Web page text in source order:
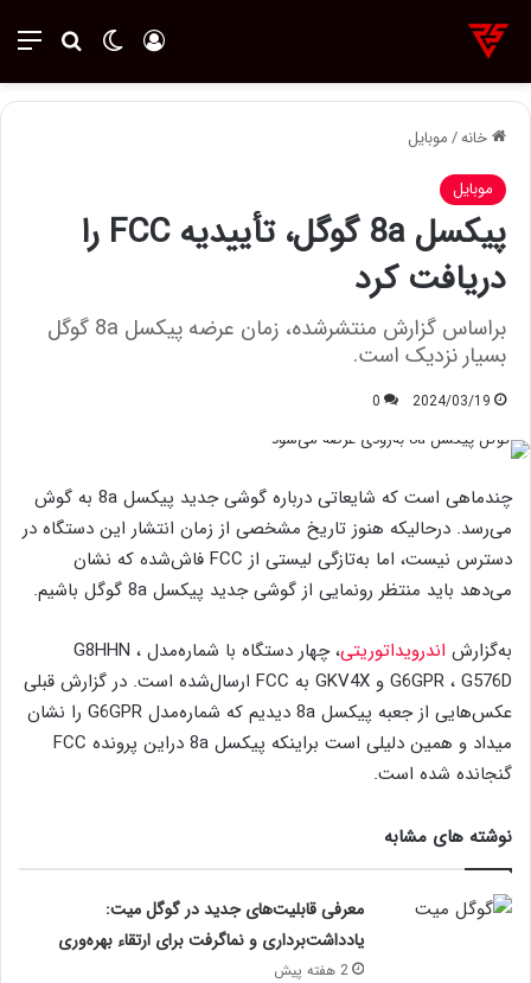
تغییر پوسته ورود
خانه/موبایل
موبایل
پیکسل 8a گوگل، تأییدیه FCC را
دریافت کرد
براساس گزارش منتشرشده، زمان عرضه پیکسل 8a گوگل
بسیار نزدیک است.
2024/03/19
0
چندماهی است که شایعاتی درباره گوشی جدید پیکسل 8a به گوش
می‌رسد. درحالیکه هنوز تاریخ مشخصی از زمان انتشار این دستگاه در
دسترس نیست، اما به‌تازگی لیستی از FCC فاش‌شده که نشان
می‌دهد باید منتظر رونمایی از گوشی جدید پیکسل 8a گوگل باشیم.
به‌گزارش اندرویداتوریتی
، چهار دستگاه با شماره‌مدل G8HHN ،
G6GPR ، G576D و GKV4X به FCC ارسال‌شده است. در گزارش قبلی
عکس‌هایی از جعبه پیکسل 8a دیدیم که شماره‌مدل G6GPR را نشان
میداد و همین دلیلی است براینکه پیکسل 8a دراین پرونده FCC
گنجانده شده است.
نوشته های مشابه
معرفی قابلیت‌های جدید در گوگل میت:
یادداشت‌برداری و نماگرفت برای ارتقاء بهره‌وری
2 هفته پیش